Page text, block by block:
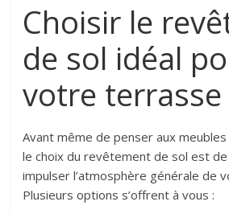
Choisir le
de sol idéal
votre terrasse
Avant même de penser aux
le choix du revêtement de sol est
impulser l’atmosphère générale de
Plusieurs options s’offrent à vous :